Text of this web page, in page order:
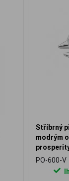
Stříbrný
modrým
PO-600-V